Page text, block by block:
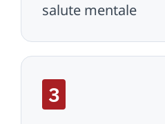
salute mentale
3